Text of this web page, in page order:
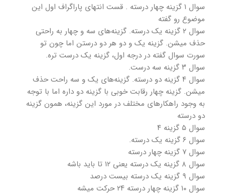
سوال ۱ گزینه چهار درسته . قست انتهای پاراگراف اول این
موضوع رو گفته
سوال ۲ گزینه یک درسته. گزینه‌های سه و چهار به راحتی
حذف میشن. گزینه یک و دو هر دو درستن اما چون تو
سورت سوال گفته در درجه اول، گزینه یک درست تره.
سوال ۳ گزینه سه درست.
سوال ۴ گزینه دو درسته. گزینه‌های یک و سه راحت حذف
میشن. گزینه چهار رقابت خوبی با گزینه دو داره اما با توجه
به وجود راهکارهای مختلف در مورد این گزینه، همون گزینه
دو درسته
سوال ۵ گزینه ۴
سوال ۶ گزینه یک درسته.
سوال ۷ گزینه چهار درسته
سوال ۸ گزینه یک درسته یعنی ۱۲ تا باید باشه
سوال ۹ گزینه یک درسته بیست درصد
سوال ۱۰ گزینه چهار درسته ۲۴ حرکت میشه